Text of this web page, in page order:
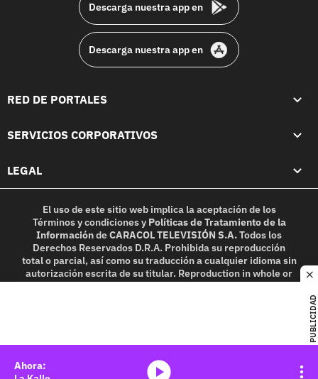
PUBLICIDAD
Descarga nuestra app en
Descarga nuestra app en
RED DE PORTALES
SERVICIOS CORPORATIVOS
LEGAL
El uso de este sitio web implica la aceptación de los
Términos y condicionesy Políticas de Tratamiento de la
InformacióndeCARACOL TELEVISIÓN S.A.Todos los
Derechos Reservados D.R.A. Prohibida su reproducción
total o parcial, así como su traducción a cualquier idioma sin
autorización escrita de su titular. Reproduction in whole or
in part, or translation without written permission is